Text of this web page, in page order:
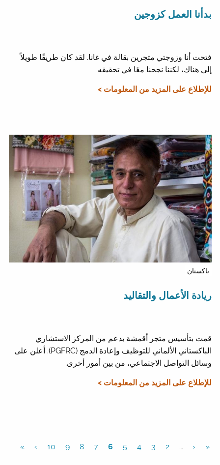
بدأنا العمل كزوجين
فتحت أنا وزوجتي متجرين بقالة في غانا. لقد كان طريقًا طويلاً
إلى هناك، لكننا نجحنا معًا في تحقيقه.
للإطلاع على المزيد من المعلومات >
باكستان
ريادة الأعمال والتقاليد
قمت بتأسيس متجر أقمشة بدعم من المركز الاستشاري
الباكستاني الألماني للتوظيف وإعادة الدمج (PGFRC). أعلن على
وسائل التواصل الاجتماعي، من بين أمور أخرى.
للإطلاع على المزيد من المعلومات >
«
‹
…
2
3
4
5
6
7
8
9
10
›
»